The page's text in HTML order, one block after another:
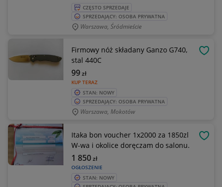
CZĘSTO SPRZEDAJE
SPRZEDAJĄCY: OSOBA PRYWATNA
Warszawa, Śródmieście
Firmowy nóż składany Ganzo G740,
stal 440C
KUP TERAZ
99zł
STAN: NOWY
SPRZEDAJĄCY: OSOBA PRYWATNA
Warszawa, Mokotów
Itaka bon voucher 1x2000 za 1850zl
W-wa i okolice doręczam do salonu.
OGŁOSZENIE
1 850zł
STAN: NOWY